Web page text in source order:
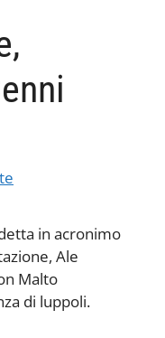
in acronimo
Ale
Malto
di luppoli.